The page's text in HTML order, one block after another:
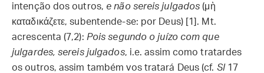
intenção dos outros, e não sereis julgados (μὴ
καταδικάζετε, subentende-se: por Deus) [1]. Mt.
acrescenta (7,2): Pois segundo o juízo com que
julgardes, sereis julgados, i.e. assim como tratardes
os outros, assim também vos tratará Deus (cf. Sl17